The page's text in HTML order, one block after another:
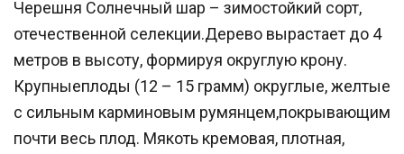
Черешня Солнечный шар – зимостойкий сорт,
отечественной селекции.Дерево вырастает до 4
метров в высоту, формируя округлую крону.
Крупныеплоды (12 – 15 грамм) округлые, желтые
с сильным карминовым румянцем,покрывающим
почти весь плод. Мякоть кремовая, плотная,